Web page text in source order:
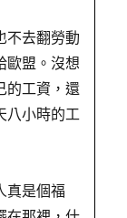
不去翻勞動
歐盟。沒想
的工資，還
八小時的工
真是個福